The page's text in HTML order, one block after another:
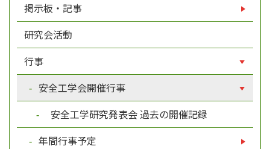
掲示板・記事
研究会活動
行事
安全工学会開催行事
安全工学研究発表会 過去の開催記録
年間行事予定